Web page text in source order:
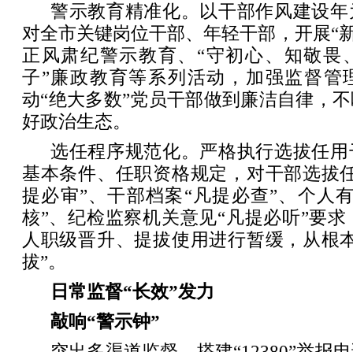
警示教育精准化。以干部作风建设
对全市关键岗位干部、年轻干部，开展“
正风肃纪警示教育、“守初心、知敬畏
子”廉政教育等系列活动，加强监督管
动“绝大多数”党员干部做到廉洁自律，
好政治生态。
选任程序规范化。严格执行选拔任
基本条件、任职资格规定，对干部选拔
提必审”、干部档案“凡提必查”、个人
核”、纪检监察机关意见“凡提必听”要求
人职级晋升、提拔使用进行暂缓，从根
拔”。
日常监督“长效”发力
敲响“警示钟”